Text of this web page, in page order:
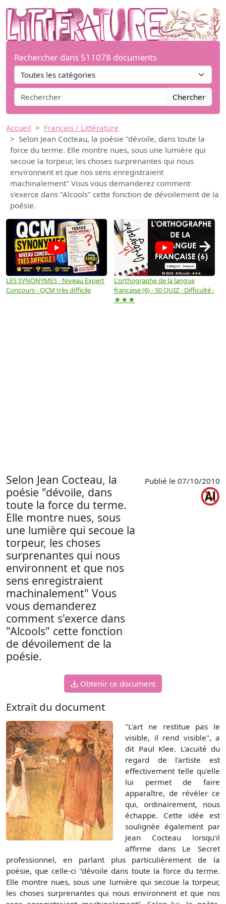
Rechercher dans 511078 documents
Chercher
Accueil
Français / Littérature
Selon Jean Cocteau, la poésie "dévoile, dans toute la
force du terme. Elle montre nues, sous une lumière qui
secoue la torpeur, les choses surprenantes qui nous
environnent et que nos sens enregistraient
machinalement" Vous vous demanderez comment
s'exerce dans "Alcools" cette fonction de dévoilement de la
poésie.
LES SYNONYMES - Niveau Expert
Concours - QCM très difficile
L'orthographe de la langue
française (6) - 50 QUIZ - Difficulté :
★★★
→
Selon Jean Cocteau, la
poésie "dévoile, dans
toute la force du terme.
Elle montre nues, sous
une lumière qui secoue la
torpeur, les choses
surprenantes qui nous
environnent et que nos
sens enregistraient
machinalement" Vous
vous demanderez
comment s'exerce dans
"Alcools" cette fonction
de dévoilement de la
poésie.
Publié le 07/10/2010
Obtenir ce document
Extrait du document
"L'art ne restitue pas le
visible, il rend visible", a
dit Paul Klee. L'acuité du
regard de l'artiste est
effectivement telle qu'elle
lui permet de faire
apparaître, de révéler ce
qui, ordinairement, nous
échappe. Cette idée est
soulignée également par
Jean Cocteau lorsqu'il
affirme dans Le Secret
professionnel, en parlant plus particulièrement de la
poésie, que celle-ci "dévoile dans toute la force du terme.
Elle montre nues, sous une lumière qui secoue la torpeur,
les choses surprenantes qui nous environnent et que nos